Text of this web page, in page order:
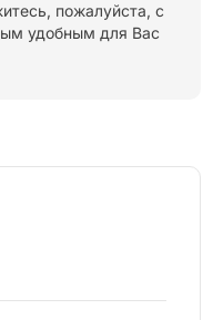
пожалуйста, с
удобным для Вас